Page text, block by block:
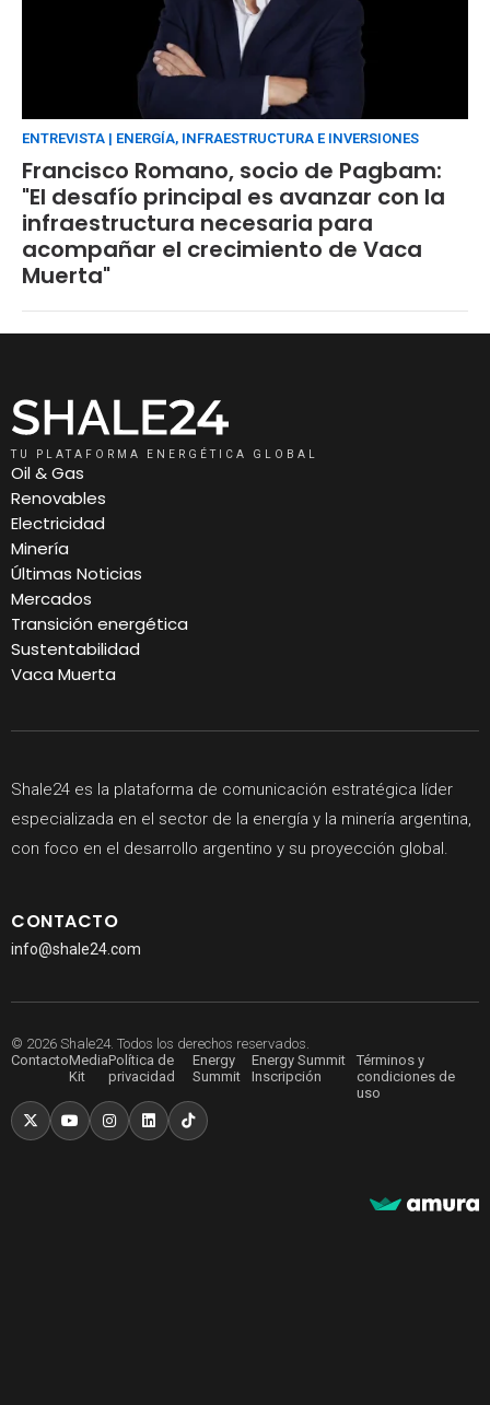
ENTREVISTA | ENERGÍA, INFRAESTRUCTURA E INVERSIONES
Francisco Romano, socio de Pagbam:
"El desafío principal es avanzar con la
infraestructura necesaria para
acompañar el crecimiento de Vaca
Muerta"
TU PLATAFORMA ENERGÉTICA GLOBAL
Oil & Gas
Renovables
Electricidad
Minería
Últimas Noticias
Mercados
Transición energética
Sustentabilidad
Vaca Muerta
Shale24 es la plataforma de comunicación estratégica líder
especializada en el sector de la energía y la minería argentina,
con foco en el desarrollo argentino y su proyección global.
CONTACTO
info@shale24.com
© 2026 Shale24. Todos los derechos reservados.
ContactoMedia
Kit
Política de
privacidad
Energy
Summit
Energy Summit
Inscripción
Términos y
condiciones de
uso